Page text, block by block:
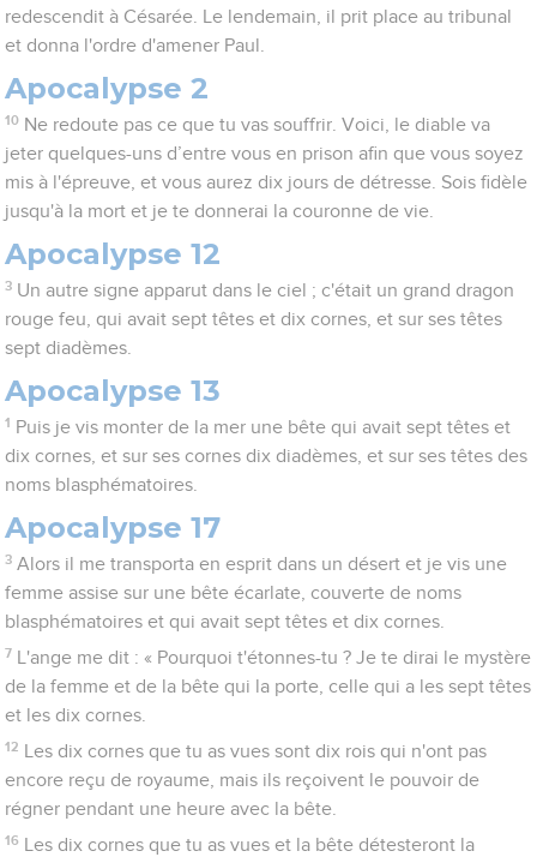
redescendit à Césarée. Le lendemain, il prit place au tribunal
et donna l'ordre d'amener Paul.
Apocalypse 2
10 Ne redoute pas ce que tu vas souffrir. Voici, le diable va
jeter quelques-uns d’entre vous en prison afin que vous soyez
mis à l'épreuve, et vous aurez dix jours de détresse. Sois fidèle
jusqu'à la mort et je te donnerai la couronne de vie.
Apocalypse 12
3 Un autre signe apparut dans le ciel ; c'était un grand dragon
rouge feu, qui avait sept têtes et dix cornes, et sur ses têtes
sept diadèmes.
Apocalypse 13
1 Puis je vis monter de la mer une bête qui avait sept têtes et
dix cornes, et sur ses cornes dix diadèmes, et sur ses têtes des
noms blasphématoires.
Apocalypse 17
3 Alors il me transporta en esprit dans un désert et je vis une
femme assise sur une bête écarlate, couverte de noms
blasphématoires et qui avait sept têtes et dix cornes.
7
L'ange me dit : « Pourquoi t'étonnes-tu ? Je te dirai le mystère
de la femme et de la bête qui la porte, celle qui a les sept têtes
et les dix cornes.
12
Les dix cornes que tu as vues sont dix rois qui n'ont pas
encore reçu de royaume, mais ils reçoivent le pouvoir de
régner pendant une heure avec la bête.
16
Les dix cornes que tu as vues et la bête détesteront la